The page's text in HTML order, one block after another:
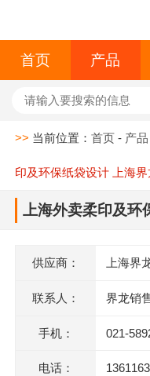
首页 产品
>> 当前位置：首页 - 产品
印及环保纸袋设计 上海
上海外卖柔印及
供应商： 上海界
联系人： 界龙销
手机： 021-
电话：